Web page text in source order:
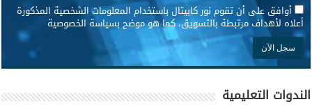
* أوافق على أن تقوم نور كابيتال باستخدام المعلومات الشخصية المذكورة
أعلاه لأهداف مرتبطة بالتسويق، كما هو موضح بسياسة الخصوصية
الندوات التعليمية